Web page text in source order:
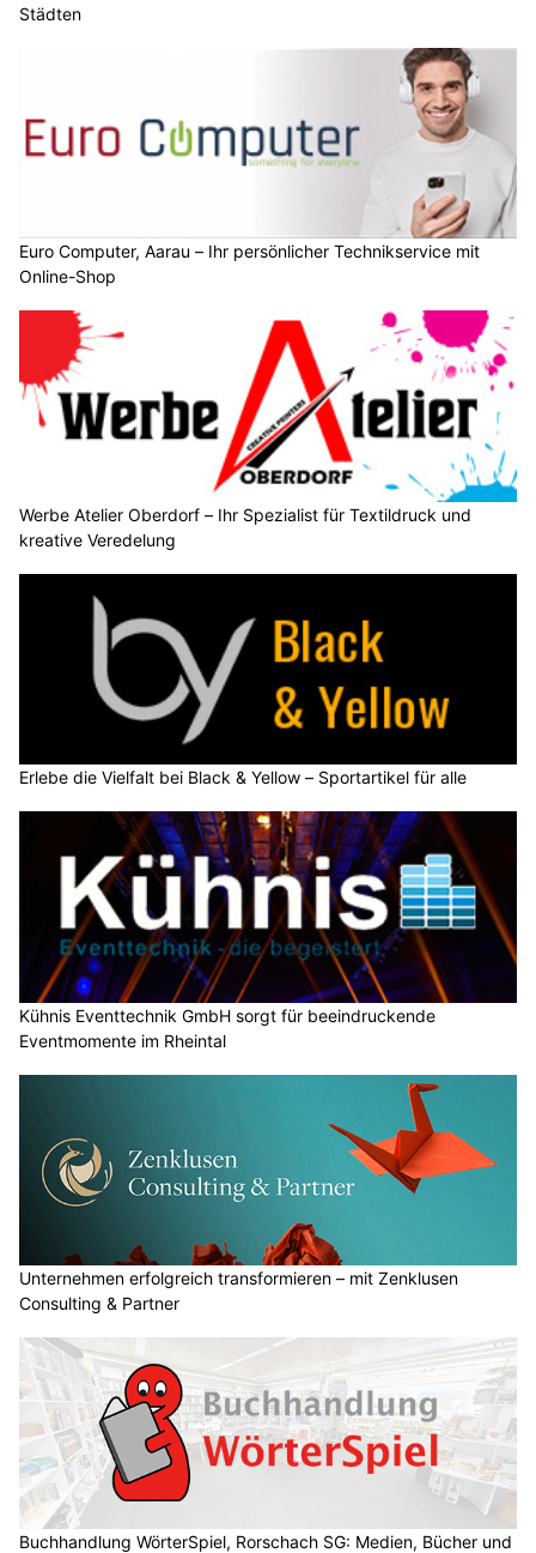
Städten
Euro Computer, Aarau – Ihr persönlicher Technikservice mit
Online-Shop
Werbe Atelier Oberdorf – Ihr Spezialist für Textildruck und
kreative Veredelung
Erlebe die Vielfalt bei Black & Yellow – Sportartikel für alle
Kühnis Eventtechnik GmbH sorgt für beeindruckende
Eventmomente im Rheintal
Unternehmen erfolgreich transformieren – mit Zenklusen
Consulting & Partner
Buchhandlung WörterSpiel, Rorschach SG: Medien, Bücher und